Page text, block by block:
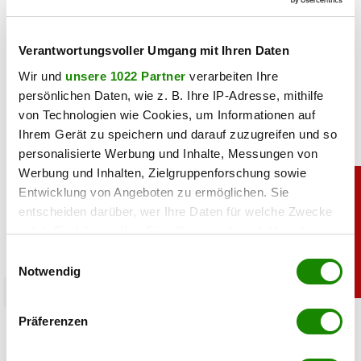
Verantwortungsvoller Umgang mit Ihren Daten
Wir und unsere 1022 Partner verarbeiten Ihre
persönlichen Daten, wie z. B. Ihre IP-Adresse, mithilfe
von Technologien wie Cookies, um Informationen auf
Ihrem Gerät zu speichern und darauf zuzugreifen und so
personalisierte Werbung und Inhalte, Messungen von
Werbung und Inhalten, Zielgruppenforschung sowie
Entwicklung von Angeboten zu ermöglichen. Sie
entscheiden darüber, wer Ihre Daten für welche Zwecke
nutzt. Sie können Ihre Einwilligung jederzeit über die
Trigger Symbol ändern oder widerrufen
Informationen über Ihre geografische Lage
Notwendig
Präferenzen
06.08.2026 UM 09:28,JOVANA BOROJEVIC
roten Bikini zeigt die Ski-Legende ihre Traumfigur und
genießt entspannte Stunden am Meer.
Simone mit Ansage auf Instagram: „Komm nie